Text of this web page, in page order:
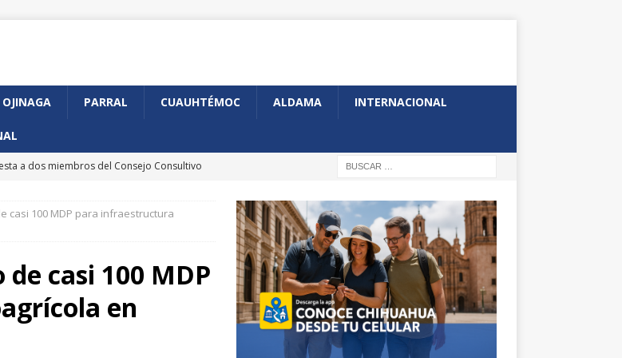
OJINAGA PARRAL CUAUHTÉMOC ALDAMA INTERNACIONAL
a dos miembros del Consejo Consultivo
expansión de su planta en Chihuahua
programa piloto de CURP Biométrica
casi 100 MDP para infraestructura
casi 100 MDP
en